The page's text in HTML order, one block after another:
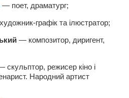
— поет, драматург;
графік та ілюстратор;
— композитор, диригент,
скульптор, режисер кіно і
Народний артист